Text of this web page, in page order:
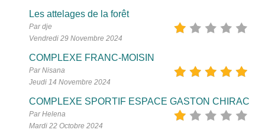
Les attelages de la forêt
Par dje
Vendredi 29 Novembre 2024
COMPLEXE FRANC-MOISIN
Par Nisana
Jeudi 14 Novembre 2024
COMPLEXE SPORTIF ESPACE GASTON CHIRAC
Par Helena
Mardi 22 Octobre 2024